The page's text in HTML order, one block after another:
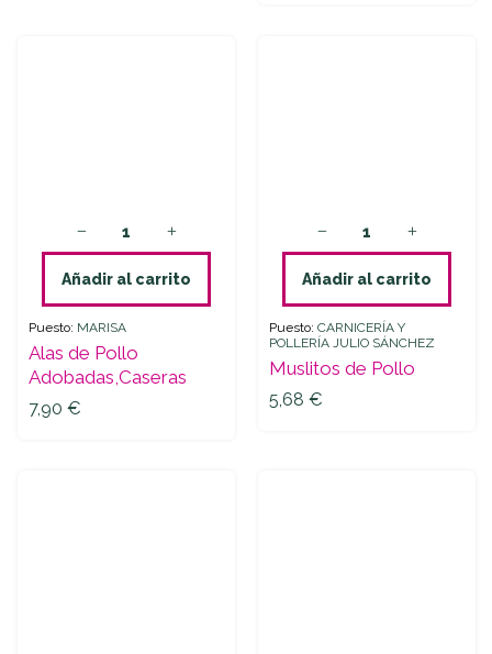
Añadir al carrito
Puesto: MARISA
Alas de Pollo
Adobadas,Caseras
7,90 €
Añadir al carrito
Puesto: CARNICERÍA Y
POLLERÍA JULIO SÁNCHEZ
Muslitos de Pollo
5,68 €